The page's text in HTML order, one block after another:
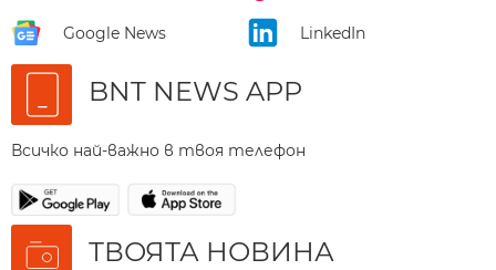
Google News LinkedIn
BNT NEWS APP
Всичко най-важно в твоя телефон
ТВОЯТА НОВИНА